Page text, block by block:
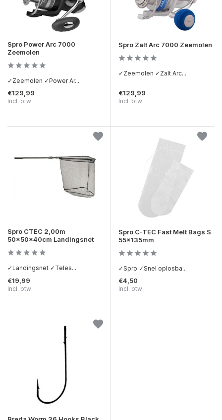
Spro Power Arc 7000
Zeemolen
✓Zeemolen ✓Power Ar...
€129,99
Incl. btw
Spro Zalt Arc 7000 Zeemolen
✓Zeemolen ✓Zalt Arc...
€129,99
Incl. btw
Spro CTEC 2,00m
50x50x40cm Landingsnet
✓Landingsnet ✓Teles...
€19,99
Incl. btw
Spro C-TEC Fast Melt Bags S
55x135mm
✓Spro ✓Snel oplosba...
€4,50
Incl. btw